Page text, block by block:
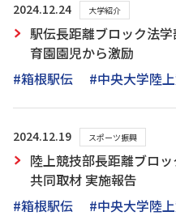
2024.12.24 大学紹介
駅伝長距離ブロック法
育園園児から激励
#箱根駅伝
#中央大学陸
2024.12.19 スポーツ振興
陸上競技部長距離ブロ
共同取材 実施報告
#箱根駅伝
#中央大学陸